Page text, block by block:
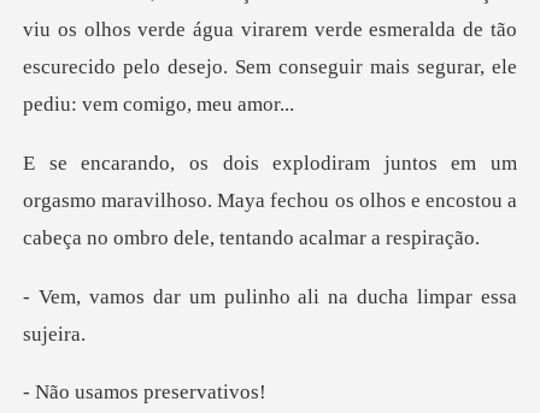
viu os olhos verde água virarem verde esmeralda de tão
esc
smo maravilhoso. Maya fechou os olhos e encostou a
c
pulinho ali na ducha
mos prese